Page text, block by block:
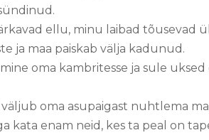
ellu, minu laibad tõusevad
ja maa paiskab välja kadunud.
oma kambritesse ja sule
väljub oma asupaigast nuhtlema
kata enam neid, kes ta peal on